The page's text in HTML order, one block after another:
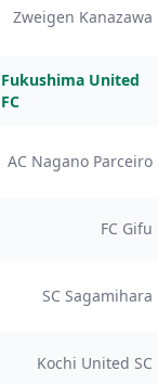
Zweigen Kanazawa
Fukushima United
FC
AC Nagano Parceiro
FC Gifu
SC Sagamihara
Kochi United SC